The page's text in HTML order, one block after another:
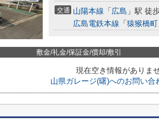
交通 山陽本線 「 広島 」駅 徒
広島電鉄本線 「 猿猴橋町
敷金/礼金/保証金/償却/敷引
現在空き情報がありませ
山県ガレージ(曙)へのお問い合